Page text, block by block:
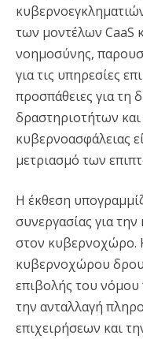
των μοντέλων CaaS
νοημοσύνης,
για τις υπηρεσίες
προσπάθειες για τη
δραστηριοτήτων
κυβερνοασφάλειας
μετριασμό των
Η έκθεση
συνεργασίας για
στον κυβερνοχώρο.
κυβερνοχώρου
επιβολής του νόμου
την ανταλλαγή
επιχειρήσεων και